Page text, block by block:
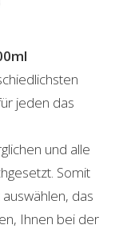
jeden das
und alle
Somit
das
Ihnen bei der